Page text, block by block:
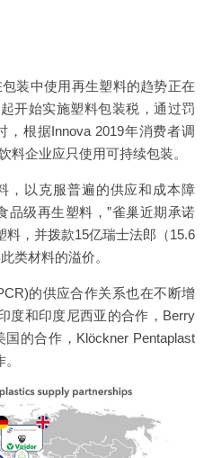
装中使用再生塑料的趋势正在
开始实施塑料包装税，通过罚
根据Innova 2019年消费者调
料企业应只使用可持续包装。
，以克服普遍的供应和成本障
品级再生塑料，”雀巢近期承诺
，并拨款15亿瑞士法郎（15.6
类材料的溢价。
的供应合作关系也在不断增
度和印度尼西亚的合作，Berry
的合作，Klöckner Pentaplast